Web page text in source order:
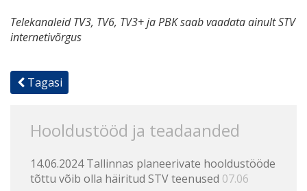
Telekanaleid TV3, TV6, TV3+ ja PBK saab vaadata ainult STV
internetivõrgus
Tagasi
Hooldustööd ja teadaanded
14.06.2024 Tallinnas planeerivate hooldustööde
tõttu võib olla häiritud STV teenused 07.06